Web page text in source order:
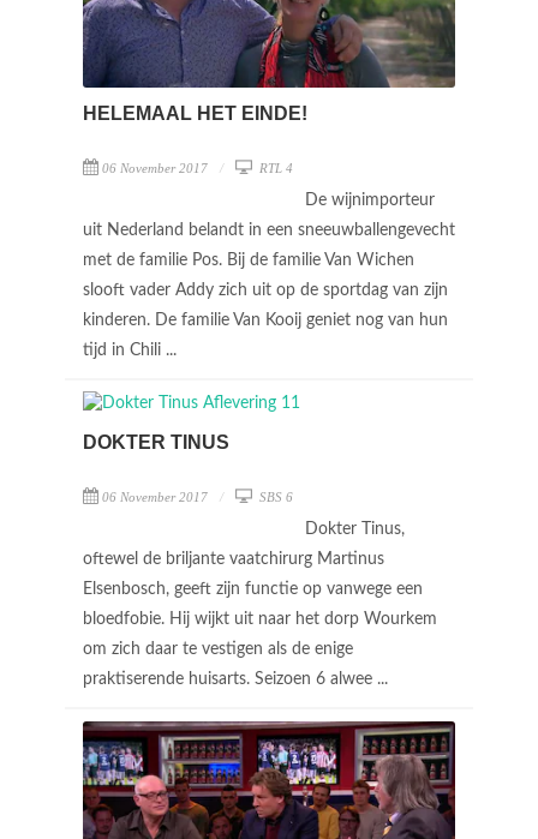
HELEMAAL HET EINDE!
06 November 2017 RTL 4
De wijnimporteur
uit Nederland belandt in een sneeuwballengevecht
met de familie Pos. Bij de familie Van Wichen
slooft vader Addy zich uit op de sportdag van zijn
kinderen. De familie Van Kooij geniet nog van hun
tijd in Chili ...
DOKTER TINUS
06 November 2017 SBS 6
Dokter Tinus,
oftewel de briljante vaatchirurg Martinus
Elsenbosch, geeft zijn functie op vanwege een
bloedfobie. Hij wijkt uit naar het dorp Wourkem
om zich daar te vestigen als de enige
praktiserende huisarts. Seizoen 6 alwee ...